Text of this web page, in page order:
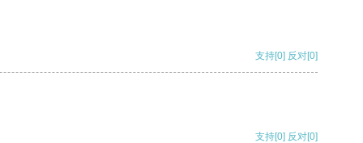
支持[0] 反对[0]
支持[0] 反对[0]